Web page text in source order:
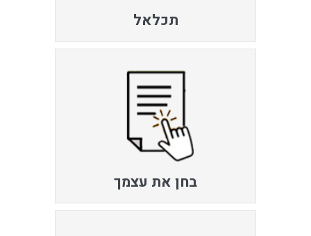
תכלאל
בחן את עצמך